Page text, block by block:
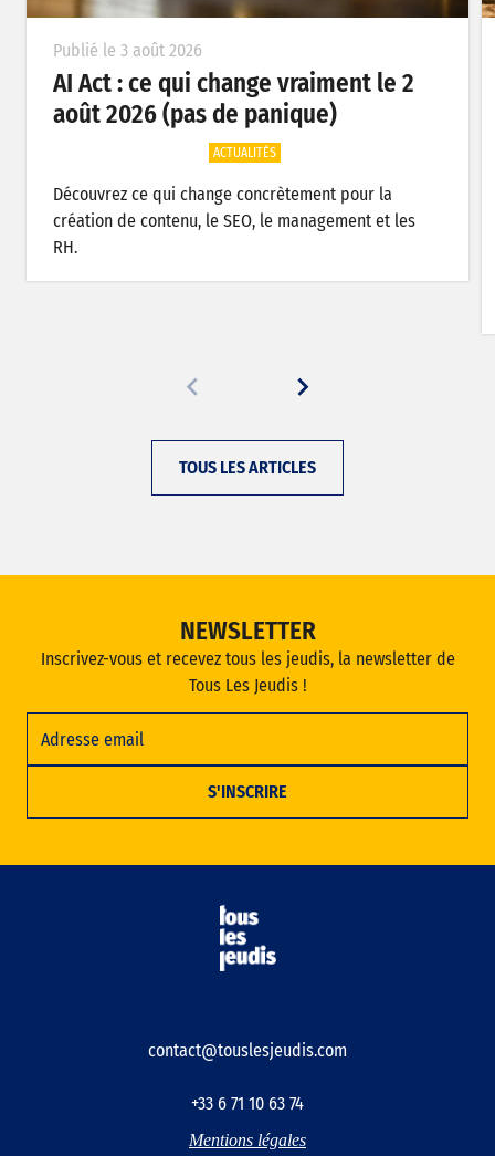
3 août 2026
: ce qui change vraiment le 2
(pas de panique)
ce qui change concrètement pour la
de contenu, le SEO, le management et les
Texte,
usages liés
TOUS LES ARTICLES
NEWSLETTER
Inscrivez-vous et recevez tous les jeudis, la newsletter de
Tous Les Jeudis !
contact@touslesjeudis.com
+33 6 71 10 63 74
Mentions légales